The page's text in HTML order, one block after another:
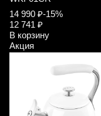
14 990 ₽-15%
12 741 ₽
В корзину
Акция